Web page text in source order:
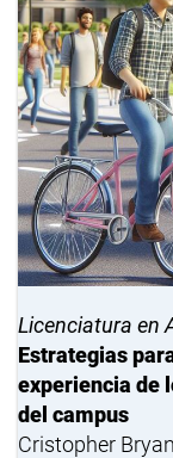
Licenciatura en
Estrategias
experiencia de
del campus
Cristopher